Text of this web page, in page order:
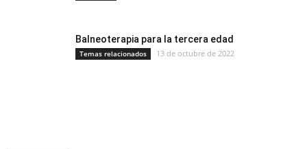
Balneoterapia para la tercera edad
Temas relacionados 13 de octubre de 2022